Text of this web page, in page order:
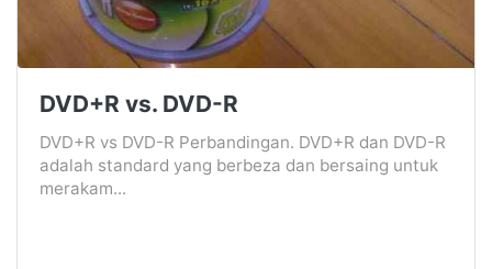
DVD+R vs. DVD-R
DVD+R vs DVD-R Perbandingan. DVD+R dan DVD-R
adalah standard yang berbeza dan bersaing untuk
merakam...